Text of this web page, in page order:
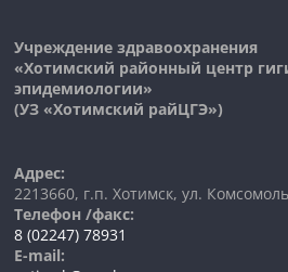
Учреждение здравоохранения
«Хотимский районный центр
эпидемиологии»
(УЗ «Хотимский райЦГЭ»)
Адрес:
2213660, г.п. Хотимск, ул.
Телефон /факс:
8 (02247) 78931
E-mail: